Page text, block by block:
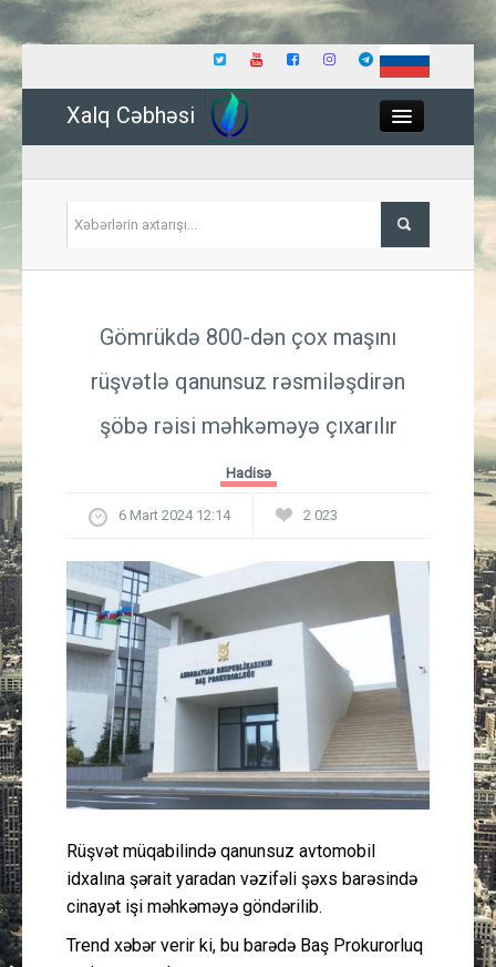
Xalq Cəbhəsi
İqtisadiyyat
Güney Azərbaycan
Mədəniyyət
Müsahibə
Layihə
Cəmiyyət
Gömrükdə 800-dən çox maşını
rüşvətlə qanunsuz rəsmiləşdirən
şöbə rəisi məhkəməyə çıxarılır
Hadisə
6 Mart 2024 12:14 2 023
Rüşvət müqabilində qanunsuz avtomobil
idxalına şərait yaradan vəzifəli şəxs barəsində
cinayət işi məhkəməyə göndərilib.
Trend xəbər verir ki, bu barədə Baş Prokurorluq